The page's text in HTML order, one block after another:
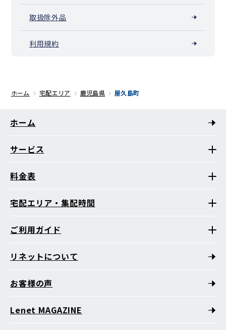
取扱除外品
利用規約
ホーム 宅配エリア 鹿児島県 屋久島町
ホーム
サービス
料金表
宅配エリア・集配時間
ご利用ガイド
リネットについて
お客様の声
Lenet MAGAZINE